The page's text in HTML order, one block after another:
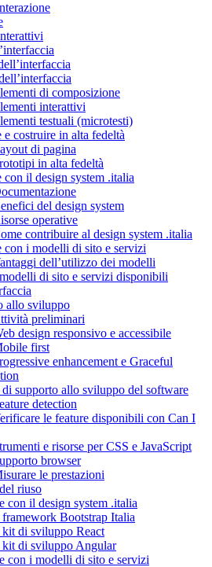
di composizione
interattivi
testuali (microtesti)
e costruire in alta fedeltà
di pagina
in alta fedeltà
con il design system .italia
del design system
operative
contribuire al design system .italia
con i modelli di sito e servizi
dell’utilizzo dei modelli
di sito e servizi disponibili
allo sviluppo
preliminari
design responsivo e accessibile
first
enhancement e Graceful
supporto allo sviluppo del software
detection
le feature disponibili con Can I
e risorse per CSS e JavaScript
browser
le prestazioni
riuso
con il design system .italia
Bootstrap Italia
di sviluppo React
di sviluppo Angular
con i modelli di sito e servizi